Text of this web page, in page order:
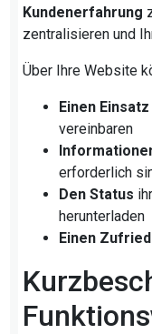
Kundenerfahrung
zentralisieren und
Über Ihre Website
Einen
vereinbaren
erforderlich
Den Status
herunterladen
Einen